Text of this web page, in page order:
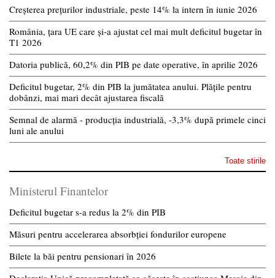
Creșterea prețurilor industriale, peste 14% la intern în iunie 2026
România, țara UE care și-a ajustat cel mai mult deficitul bugetar în
T1 2026
Datoria publică, 60,2% din PIB pe date operative, în aprilie 2026
Deficitul bugetar, 2% din PIB la jumătatea anului. Plățile pentru
dobânzi, mai mari decât ajustarea fiscală
Semnal de alarmă - producția industrială, -3,3% după primele cinci
luni ale anului
Toate stirile
Ministerul Finantelor
Deficitul bugetar s-a redus la 2% din PIB
Măsuri pentru accelerarea absorbției fondurilor europene
Bilete la băi pentru pensionari în 2026